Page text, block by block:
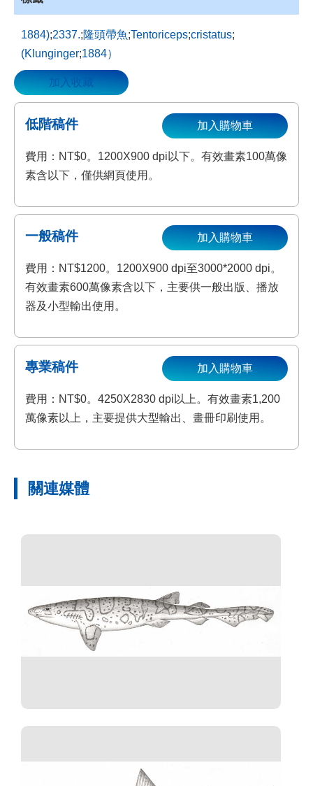
登
入
1884);2337.;隆頭帶魚;Tentoriceps;cristatus;
(Klunginger;1884）
加入收藏
低階稿件
費用：NT$0。1200X900 dpi以下。有效畫素100萬像
素含以下，僅供網頁使用。
加入購物車
一般稿件
費用：NT$1200。1200X900 dpi至3000*2000 dpi。
有效畫素600萬像素含以下，主要供一般出版、播放
器及小型輸出使用。
加入購物車
專業稿件
費用：NT$0。4250X2830 dpi以上。有效畫素1,200
萬像素以上，主要提供大型輸出、畫冊印刷使用。
加入購物車
關連媒體